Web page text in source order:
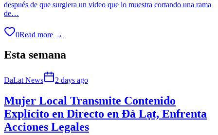
después de que surgiera un video que lo muestra cortando una rama
de…
0Read more →
Esta semana
DaLat News 2 days ago
Mujer Local Transmite Contenido
Explícito en Directo en Đà Lạt, Enfrenta
Acciones Legales